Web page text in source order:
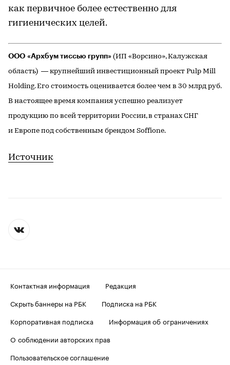
как первичное более естественно для
гигиенических целей.
ООО «Архбум тиссью групп» (ИП «Ворсино», Калужская
область) — крупнейший инвестиционный проект Pulp Mill
Holding. Его стоимость оценивается более чем в 30 млрд руб.
В настоящее время компания успешно реализует
продукцию по всей территории России, в странах СНГ
и Европе под собственным брендом Soffione.
Источник
Контактная информация
Редакция
Скрыть баннеры на РБК
Подписка на РБК
Корпоративная подписка
Информация об ограничениях
О соблюдении авторских прав
Пользовательское соглашение